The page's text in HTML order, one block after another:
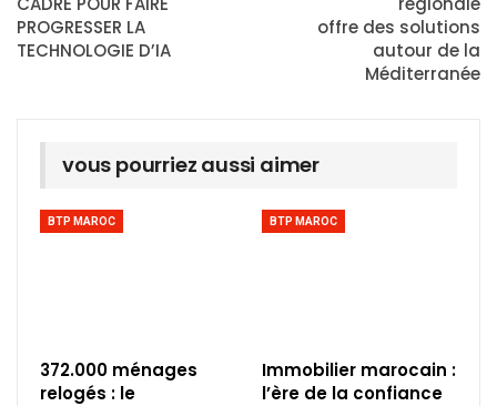
PROGRESSER LA
TECHNOLOGIE D’IA
offre des solutions
autour de la
Méditerranée
vous pourriez aussi aimer
BTP MAROC
372.000 ménages
relogés : le
BTP MAROC
Immobilier marocain :
l’ère de la confiance